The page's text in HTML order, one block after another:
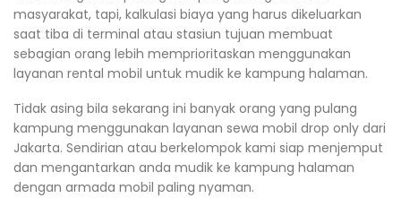
masyarakat, tapi, kalkulasi biaya yang harus dikeluarkan
saat tiba di terminal atau stasiun tujuan membuat
sebagian orang lebih memprioritaskan menggunakan
layanan rental mobil untuk mudik ke kampung halaman.
Tidak asing bila sekarang ini banyak orang yang pulang
kampung menggunakan layanan sewa mobil drop only dari
Jakarta. Sendirian atau berkelompok kami siap menjemput
dan mengantarkan anda mudik ke kampung halaman
dengan armada mobil paling nyaman.